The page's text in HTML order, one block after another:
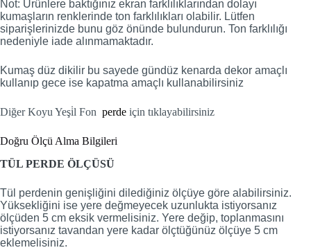
Not: Ürünlere baktığınız ekran farklılıklarından dolayı
kumaşların renklerinde ton farklılıkları olabilir. Lütfen
siparişlerinizde bunu göz önünde bulundurun. Ton farklılığı
nedeniyle iade alınmamaktadır.
Kumaş düz dikilir bu sayede gündüz kenarda dekor amaçlı
kullanıp gece ise kapatma amaçlı kullanabilirsiniz
Diğer Koyu Yeşi̇l Fon perde için tıklayabilirsiniz
Doğru Ölçü Alma Bilgileri
TÜL PERDE ÖLÇÜSÜ
Tül perdenin genişliğini dilediğiniz ölçüye göre alabilirsiniz.
Yüksekliğini ise yere değmeyecek uzunlukta istiyorsanız
ölçüden 5 cm eksik vermelisiniz. Yere değip, toplanmasını
istiyorsanız tavandan yere kadar ölçtüğünüz ölçüye 5 cm
eklemelisiniz.